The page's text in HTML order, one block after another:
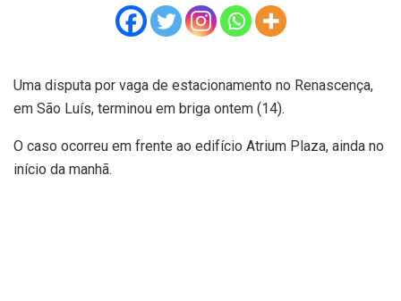
Uma disputa por vaga de estacionamento no Renascença,
em São Luís, terminou em briga ontem (14).
O caso ocorreu em frente ao edifício Atrium Plaza, ainda no
início da manhã.